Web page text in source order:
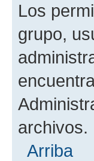
Los
grupo,
archivos.
Arriba